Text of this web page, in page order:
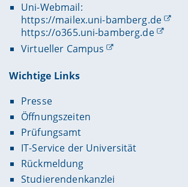
Uni-Webmail:
https://mailex.uni-bamberg.de
https://o365.uni-bamberg.de
Virtueller Campus
Wichtige Links
Presse
Öffnungszeiten
Prüfungsamt
IT-Service der Universität
Rückmeldung
Studierendenkanzlei